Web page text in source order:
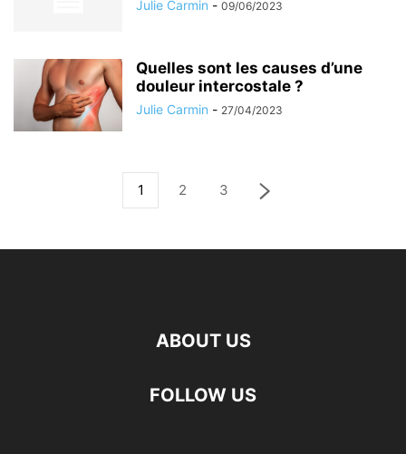
Julie Carmin - 09/06/2023
Quelles sont les causes d’une
douleur intercostale ?
Julie Carmin - 27/04/2023
1 2 3
ABOUT US
FOLLOW US